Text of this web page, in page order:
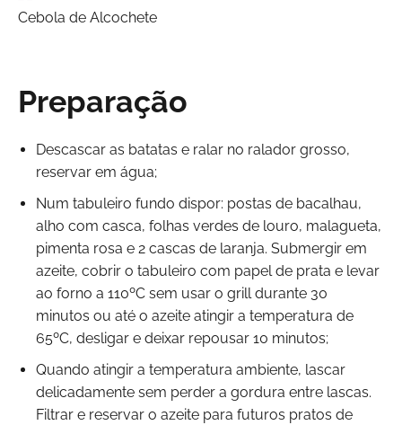
Cebola de Alcochete
Preparação
Descascar as batatas e ralar no ralador grosso,
reservar em água;
Num tabuleiro fundo dispor: postas de bacalhau,
alho com casca, folhas verdes de louro, malagueta,
pimenta rosa e 2 cascas de laranja. Submergir em
azeite, cobrir o tabuleiro com papel de prata e levar
ao forno a 110ºC sem usar o grill durante 30
minutos ou até o azeite atingir a temperatura de
65ºC, desligar e deixar repousar 10 minutos;
Quando atingir a temperatura ambiente, lascar
delicadamente sem perder a gordura entre lascas.
Filtrar e reservar o azeite para futuros pratos de